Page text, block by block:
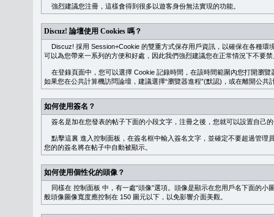
強烈建議您注冊，這樣會得到很多以遊客身份無法實現的功能。
Discuz! 論壇使用 Cookies 嗎？
Discuz! 採用 Session+Cookie 的雙重方式保存用戶資訊，以確保在各種環
可以為您帶來一系列的方便和好處，因此我們強烈建議您在正常情況下不要
在登錄頁面中，您可以選擇 Cookie 記錄時間，在該時間範圍內您打開瀏
如果您在公共計算機訪問論壇，建議選擇“瀏覽器進程”(默認)，或在離開公共
如何使用簽名？
簽名是加在您發表的帖子下面的小段文字，注冊之後，您就可以設置自己
點擊這裏 進入控制面板，在簽名框中輸入簽名文字，並確定不要超過管
您的的簽名將在帖子中自動被顯示。
如何使用個性化的頭像？
同樣在 控制面板 中，有一處“頭像”選項。頭像是顯示在您用戶名下面的
般頭像圖像寬度應控制在 150 圖元以下，以免影響介面美觀。